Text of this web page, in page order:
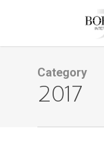
Category
2017